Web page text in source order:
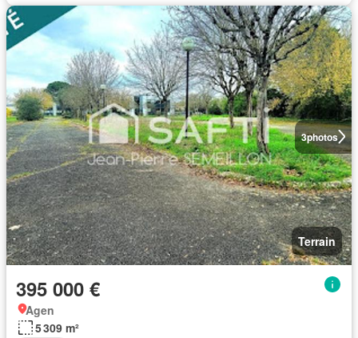
3photos
Terrain
395 000 €
Agen
5 309 m²